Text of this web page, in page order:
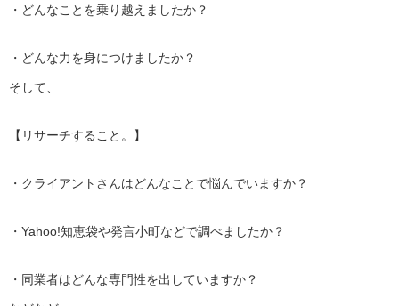
・どんなことを乗り越えましたか？
・どんな力を身につけましたか？
そして、
【リサーチすること。】
・クライアントさんはどんなことで悩んでいますか？
・Yahoo!知恵袋や発言小町などで調べましたか？
・同業者はどんな専門性を出していますか？